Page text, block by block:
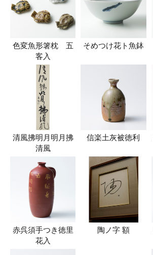
色変魚形箸枕 五
客入
そめつけ花ト魚鉢
清風拂明月明月拂
清風
信楽土灰被徳利
赤呉須手つき徳里
花入
陶ノ字 額